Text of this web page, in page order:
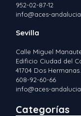
952-02-87-12
info@aces-
Sevilla
Calle Miguel
Edificio Ciudad del
41704 Dos Hermanas.
608-92-60-66
info@aces-
Categorías